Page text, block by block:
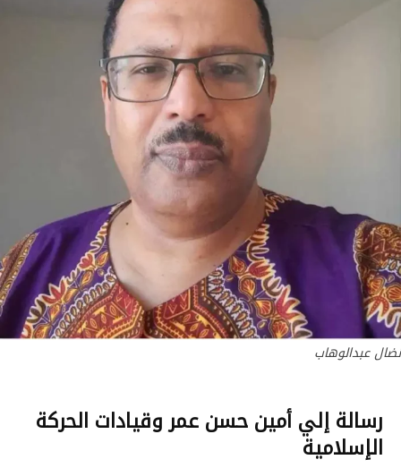
نضال عبدالوهاب
رسالة إلي أمين حسن عمر وقيادات الحركة
الإسلامية